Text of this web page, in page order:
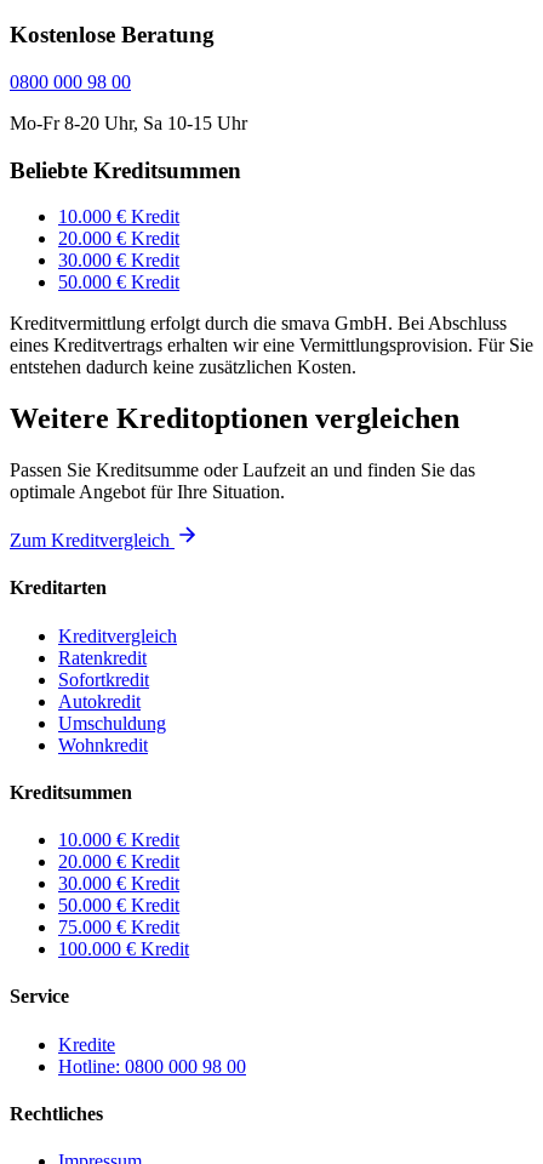
Kostenlose Beratung
0800 000 98 00
Mo-Fr 8-20 Uhr, Sa 10-15 Uhr
Beliebte Kreditsummen
10.000 € Kredit
20.000 € Kredit
30.000 € Kredit
50.000 € Kredit
Kreditvermittlung erfolgt durch die smava GmbH. Bei Abschluss
eines Kreditvertrags erhalten wir eine Vermittlungsprovision. Für Sie
entstehen dadurch keine zusätzlichen Kosten.
Weitere Kreditoptionen vergleichen
Passen Sie Kreditsumme oder Laufzeit an und finden Sie das
optimale Angebot für Ihre Situation.
Zum Kreditvergleich
Kreditarten
Kreditvergleich
Ratenkredit
Sofortkredit
Autokredit
Umschuldung
Wohnkredit
Kreditsummen
10.000 € Kredit
20.000 € Kredit
30.000 € Kredit
50.000 € Kredit
75.000 € Kredit
100.000 € Kredit
Service
Kredite
Hotline: 0800 000 98 00
Rechtliches